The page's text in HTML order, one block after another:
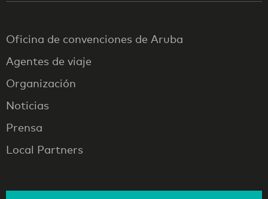
Oficina de convenciones de Aruba
Agentes de viaje
Organización
Noticias
Prensa
Local Partners